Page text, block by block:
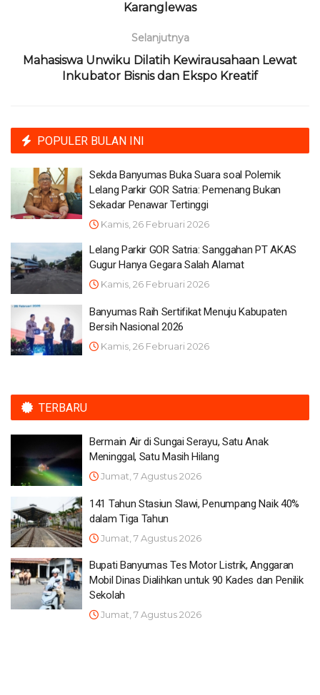
Karanglewas
Selanjutnya
Mahasiswa Unwiku Dilatih Kewirausahaan Lewat
Inkubator Bisnis dan Ekspo Kreatif
POPULER BULAN INI
Sekda Banyumas Buka Suara soal Polemik
Lelang Parkir GOR Satria: Pemenang Bukan
Sekadar Penawar Tertinggi
Kamis, 26 Februari 2026
Lelang Parkir GOR Satria: Sanggahan PT AKAS
Gugur Hanya Gegara Salah Alamat
Kamis, 26 Februari 2026
Banyumas Raih Sertifikat Menuju Kabupaten
Bersih Nasional 2026
Kamis, 26 Februari 2026
TERBARU
Bermain Air di Sungai Serayu, Satu Anak
Meninggal, Satu Masih Hilang
Jumat, 7 Agustus 2026
141 Tahun Stasiun Slawi, Penumpang Naik 40%
dalam Tiga Tahun
Jumat, 7 Agustus 2026
Bupati Banyumas Tes Motor Listrik, Anggaran
Mobil Dinas Dialihkan untuk 90 Kades dan Penilik
Sekolah
Jumat, 7 Agustus 2026